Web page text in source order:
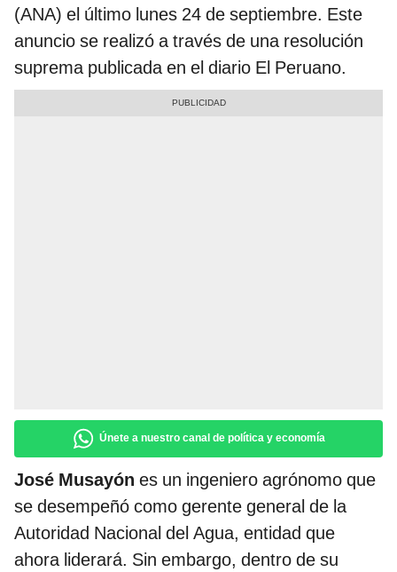
(ANA) el último lunes 24 de septiembre. Este
anuncio se realizó a través de una resolución
suprema publicada en el diario El Peruano.
Únete a nuestro canal de política y economía
José Musayón es un ingeniero agrónomo que
se desempeñó como gerente general de la
Autoridad Nacional del Agua, entidad que
ahora liderará. Sin embargo, dentro de su